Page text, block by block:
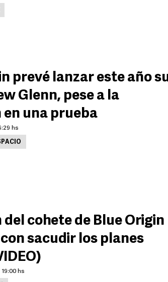
prevé lanzar este año
Glenn, pese a la
en una prueba
hs
del cohete de Blue Origin
sacudir los planes
hs